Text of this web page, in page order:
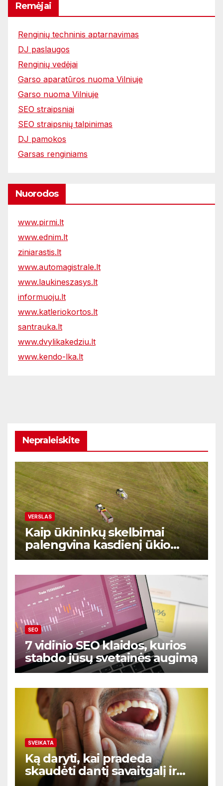
Remėjai
Renginių techninis aptarnavimas
DJ paslaugos
Renginių vedėjai
Garso aparatūros nuoma Vilniuje
Garso nuoma Vilniuje
SEO straipsniai
SEO straipsnių talpinimas
DJ pamokos
Garsas renginiams
Nuorodos
www.pirmi.lt
www.ednim.lt
ziniarastis.lt
www.automagistrale.lt
www.laukineszasys.lt
informuoju.lt
www.katleriokortos.lt
santrauka.lt
www.dvylikakedziu.lt
www.kendo-lka.lt
Nepraleiskite
VERSLAS
Kaip ūkininkų skelbimai
palengvina kasdienį ūkio
prekių ir paslaugų valdymą
SEO
7 vidinio SEO klaidos, kurios
stabdo jūsų svetainės augimą
SVEIKATA
Ką daryti, kai pradeda
skaudėti dantį savaitgalį ir